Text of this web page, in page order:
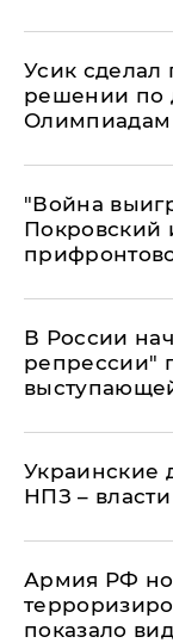
Усик сделал
решении по
Олимпиадам
"Война
Покровский
В России
репрессии"
Украинские
НПЗ –
Армия РФ
показало